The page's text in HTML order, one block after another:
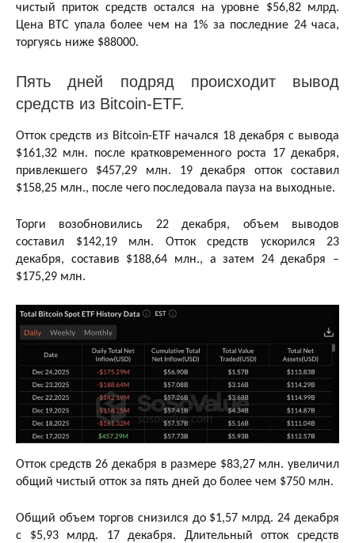
чистый приток средств остался на уровне $56,82 млрд.
Цена BTC упала более чем на 1% за последние 24 часа,
торгуясь ниже $88000.
Пять дней подряд происходит вывод
средств из Bitcoin-ETF.
Отток средств из Bitcoin-ETF начался 18 декабря с вывода
$161,32 млн. после кратковременного роста 17 декабря,
привлекшего $457,29 млн. 19 декабря отток составил
$158,25 млн., после чего последовала пауза на выходные.
Торги возобновились 22 декабря, объем выводов
составил $142,19 млн. Отток средств ускорился 23
декабря, составив $188,64 млн., а затем 24 декабря –
$175,29 млн.
Отток средств 26 декабря в размере $83,27 млн. увеличил
общий чистый отток за пять дней до более чем $750 млн.
Общий объем торгов снизился до $1,57 млрд. 24 декабря
с $5,93 млрд. 17 декабря. Длительный отток средств